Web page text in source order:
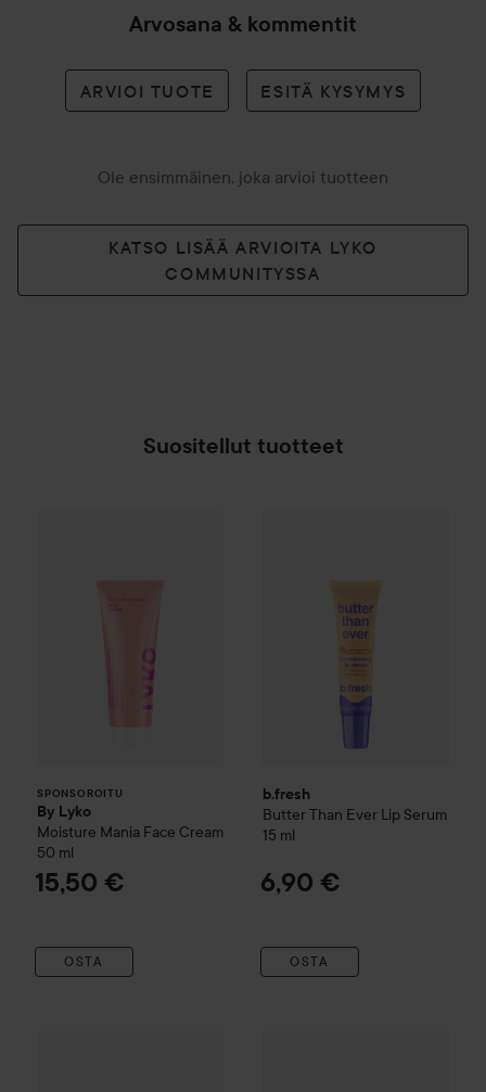
Arvosana & kommentit
ARVIOI TUOTE ESITÄ KYSYMYS
Ole ensimmäinen, joka arvioi tuotteen
KATSO LISÄÄ ARVIOITA LYKO
COMMUNITYSSA
Suositellut tuotteet
SPONSOROITU
By Lyko
Moisture Mania Face Cream
50 ml
15,50 €
OSTA
b.fresh
Butter Than Ever Lip Serum
15 ml
6,90 €
OSTA